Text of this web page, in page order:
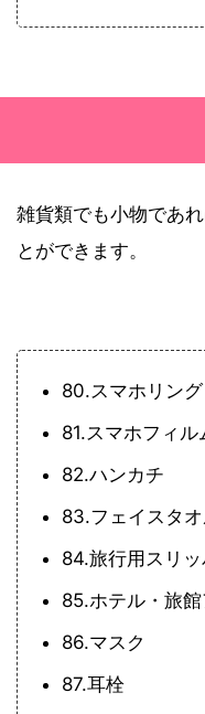
雑貨類でも小物であ
とができます。
80.スマホリング
81.スマホフィル
82.ハンカチ
83.フェイスタ
84.旅行用スリ
85.ホテル・旅
86.マスク
87.耳栓